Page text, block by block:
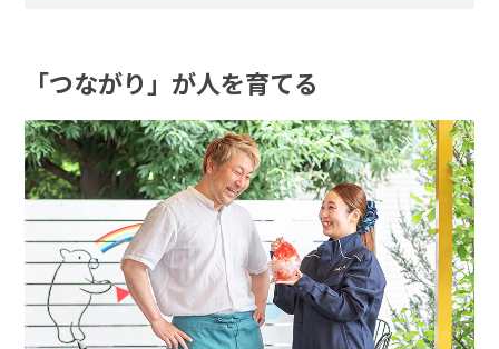
「つながり」が人を育てる